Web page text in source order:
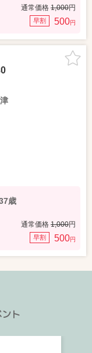
通常価格 1,000円
早割 500円
歳
通常価格 1,000円
早割 500円
ト